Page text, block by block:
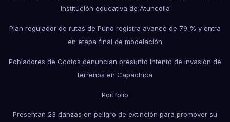
institución educativa de Atuncolla
Plan regulador de rutas de Puno registra avance de 79 % y entra
en etapa final de modelación
Pobladores de Ccotos denuncian presunto intento de invasión de
terrenos en Capachica
Portfolio
Presentan 23 danzas en peligro de extinción para promover su